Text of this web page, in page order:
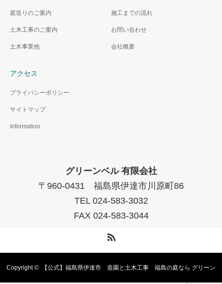
庭造りのご案内
土木工事のご案内
土木事業他
施工までの流れ
お問い合わせ
会社概要
アクセス
プライバシーポリシー
サイトマップ
Information
グリーンベル 有限会社
〒960-0431 福島県伊達市川原町86
TEL 024-583-3032
FAX 024-583-3044
Copyright © 【公式】福島県伊達市 造園と土木工事 福島の庭なら グリーン